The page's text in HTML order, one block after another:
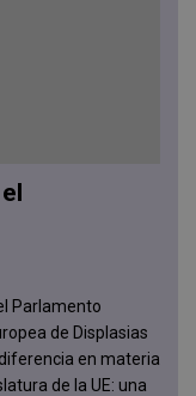
Parlamento
de Displasias
en materia
de la UE: una